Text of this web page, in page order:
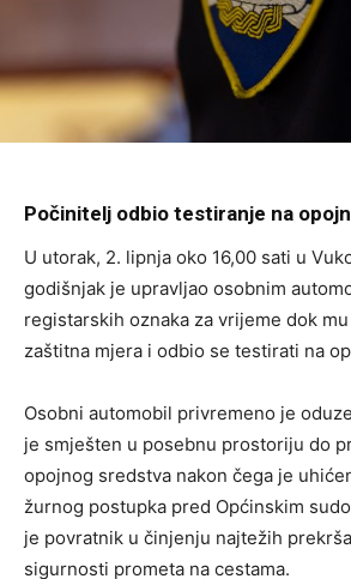
Počinitelj odbio testiranje na
U utorak, 2. lipnja oko 16,00 sati u
godišnjak je upravljao osobnim
registarskih oznaka za vrijeme dok
zaštitna mjera i odbio se testirati na
Osobni automobil privremeno je
je smješten u posebnu prostoriju do
opojnog sredstva nakon čega je
žurnog postupka pred Općinskim
je povratnik u činjenju najtežih
sigurnosti prometa na cestama.